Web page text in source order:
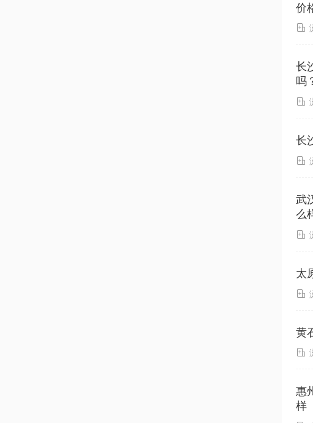
价

长
吗

长

武
么

太

黄

惠
样